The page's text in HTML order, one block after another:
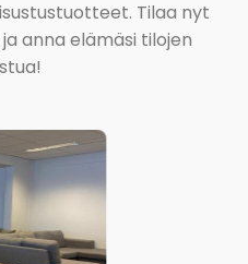
Tilaa nyt
anna elämäsi tilojen